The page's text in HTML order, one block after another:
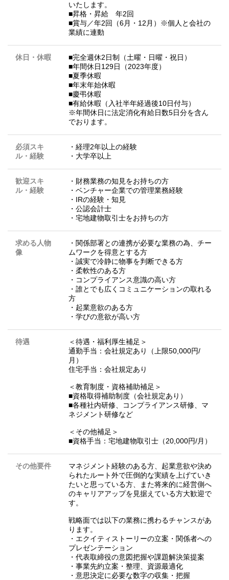
いたします。
■昇格・昇給 年2回
■賞与／年2回（6月・12月）※個⼈と会社の
業績に連動
休日・休暇
■完全週休2日制（土曜・日曜・祝日）
■年間休日129日（2023年度）
■夏季休暇
■年末年始休暇
■慶弔休暇
■有給休暇（入社半年経過後10日付与）
※年間休日に法定消化有給日数5日分を含ん
でおります。
必須スキ
ル・経験
・経理2年以上の経験
・大学卒以上
歓迎スキ
ル・経験
・財務業務の知見をお持ちの方
・ベンチャー企業での管理業務経験
・IRの経験・知見
・公認会計士
・宅地建物取引士をお持ちの方
求める人物
像
・関係部署との連携が必要な業務の為、チー
ムワークを得意とする方
・誠実で冷静に物事を判断できる方
・柔軟性のある方
・コンプライアンス意識の高い方
・誰とでも広くコミュニケーションの取れる
方
・起業意欲のある方
・学びの意欲が高い方
待遇
＜待遇・福利厚⽣補⾜＞
通勤⼿当：会社規定あり（上限50,000円/
⽉）
住宅手当：会社規定あり
＜教育制度・資格補助補⾜＞
■資格取得補助制度（会社規定あり）
■各種社内研修、コンプライアンス研修、マ
ネジメント研修など
＜その他補⾜＞
■資格⼿当：宅地建物取引⼠（20,000円/⽉）
その他要件
マネジメント経験のある方、起業意欲や決め
られたルート外で圧倒的な実績を上げていき
たいと思っている方、また将来的に経営側へ
のキャリアアップを見据えている方大歓迎で
す。
戦略面では以下の業務に携わるチャンスがあ
ります。
・エクイティストーリーの立案・関係者への
プレゼンテーション
・代表取締役の意図把握や課題解決策提案
・事業先約立案・整理、資源最適化
・意思決定に必要な数字の収集・把握